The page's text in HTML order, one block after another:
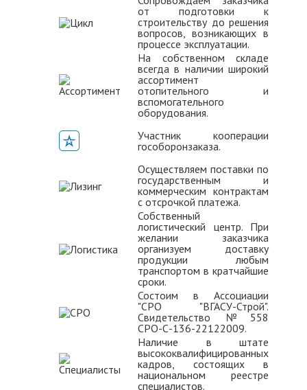
от подготовки к
строительству до решения
вопросов, возникающих в
процессе эксплуатации.
На собственном складе
всегда в наличии широкий
ассортимент
отопительного и
вспомогательного
оборудования.
Участник кооперации
гособоронзаказа.
Осуществляем поставки по
государственным и
коммерческим контрактам
с отсрочкой платежа.
Собственный
логистический центр. При
желании заказчика
организуем доставку
продукции любым
транспортом в кратчайшие
сроки.
Состоим в Ассоциации
"СРО "ВГАСУ-Строй".
Свидетельство №558
СРО-С-136-22122009.
Наличие в штате
высококвалифицированных
кадров, состоящих в
национальном реестре
специалистов.